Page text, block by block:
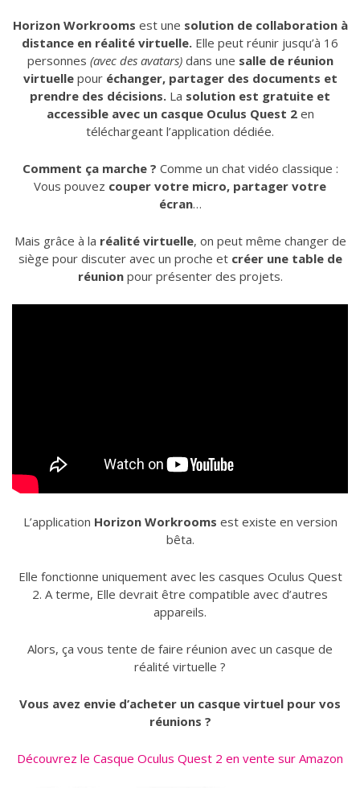
Horizon Workrooms est une solution de collaboration à
distance en réalité virtuelle. Elle peut réunir jusqu’à 16
personnes (avec des avatars)dans une salle de réunion
virtuellepour échanger, partager des documents et
prendre des décisions. La solution est gratuite et
accessible avec un casque Oculus Quest 2en
téléchargeant l’application dédiée.
Comment ça marche ? Comme un chat vidéo classique :
Vous pouvez couper votre micro, partager votre
écran…
Mais grâce à la réalité virtuelle, on peut même changer de
siège pour discuter avec un proche et créer une table de
réunionpour présenter des projets.
L’application Horizon Workrooms est existe en version
bêta.
Elle fonctionne uniquement avec les casques Oculus Quest
2. A terme, Elle devrait être compatible avec d’autres
appareils.
Alors, ça vous tente de faire réunion avec un casque de
réalité virtuelle ?
Vous avez envie d’acheter un casque virtuel pour vos
réunions ?
Découvrez le Casque Oculus Quest 2 en vente sur Amazon